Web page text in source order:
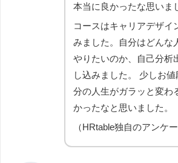
本当に良かったな思いま
コースはキャリアデザイ
みました。自分はどんな
やりたいのか、自己分析
し込みました。 少しお
分の人生がガラッと変わ
かったなと思いました。
（HRtable独自のアンケー